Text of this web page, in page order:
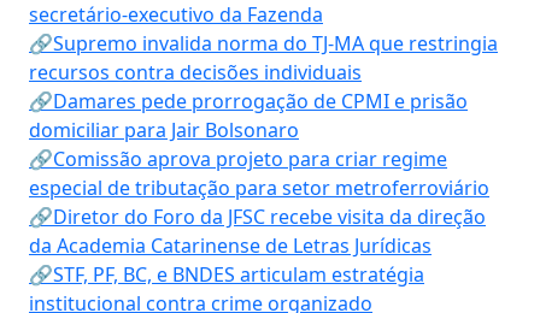
secretário-executivo da Fazenda
🔗Supremo invalida norma do TJ-MA que restringia
recursos contra decisões individuais
🔗Damares pede prorrogação de CPMI e prisão
domiciliar para Jair Bolsonaro
🔗Comissão aprova projeto para criar regime
especial de tributação para setor metroferroviário
🔗Diretor do Foro da JFSC recebe visita da direção
da Academia Catarinense de Letras Jurídicas
🔗STF, PF, BC, e BNDES articulam estratégia
institucional contra crime organizado